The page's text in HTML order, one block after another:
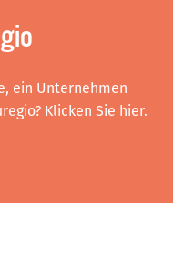
ein Unternehmen
Klicken Sie hier.